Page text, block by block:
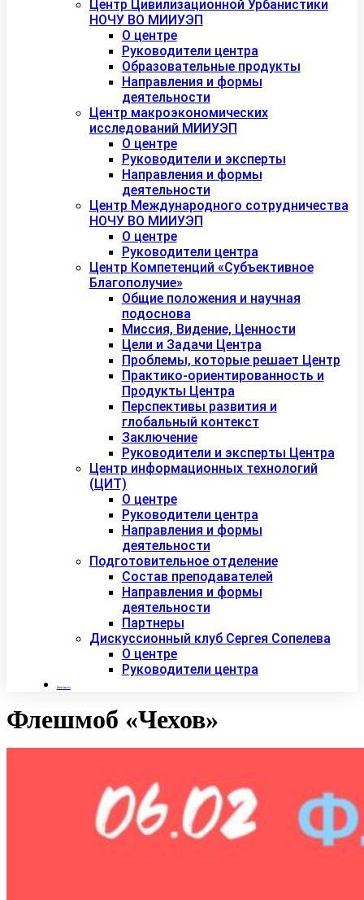
Центр Цивилизационной Урбанистики
НОЧУ ВО МИИУЭП
О центре
Руководители центра
Образовательные продукты
Направления и формы
деятельности
Центр макроэкономических
исследований МИИУЭП
О центре
Руководители и эксперты
Направления и формы
деятельности
Центр Международного сотрудничества
НОЧУ ВО МИИУЭП
О центре
Руководители центра
Центр Компетенций «Субъективное
Благополучие»
Общие положения и научная
подоснова
Миссия, Видение, Ценности
Цели и Задачи Центра
Проблемы, которые решает Центр
Практико-ориентированность и
Продукты Центра
Перспективы развития и
глобальный контекст
Заключение
Руководители и эксперты Центра
Центр информационных технологий
(ЦИТ)
О центре
Руководители центра
Направления и формы
деятельности
Подготовительное отделение
Состав преподавателей
Направления и формы
деятельности
Партнеры
Дискуссионный клуб Сергея Сопелева
О центре
Руководители центра
Контакты
Флешмоб «Чехов»